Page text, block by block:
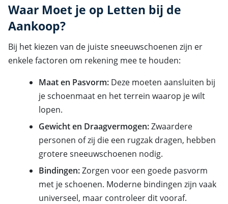
Waar Moet je op Letten bij de
Aankoop?
Bij het kiezen van de juiste sneeuwschoenen zijn er
enkele factoren om rekening mee te houden:
Maat en Pasvorm: Deze moeten aansluiten bij
je schoenmaat en het terrein waarop je wilt
lopen.
Gewicht en Draagvermogen:Zwaardere
personen of zij die een rugzak dragen, hebben
grotere sneeuwschoenen nodig.
Bindingen:Zorgen voor een goede pasvorm
met je schoenen. Moderne bindingen zijn vaak
universeel, maar controleer dit vooraf.